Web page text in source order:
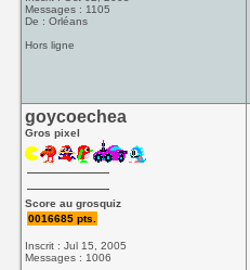
Messages : 1105
De : Orléans
Hors ligne
goycoechea
Gros pixel
Score au grosquiz
0016685 pts.
Inscrit : Jul 15, 2005
Messages : 1006